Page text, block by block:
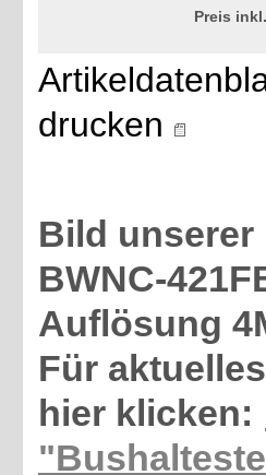
Preis
drucken
Bild unserer
BWNC-
Auflösung
Für
hier klicken: